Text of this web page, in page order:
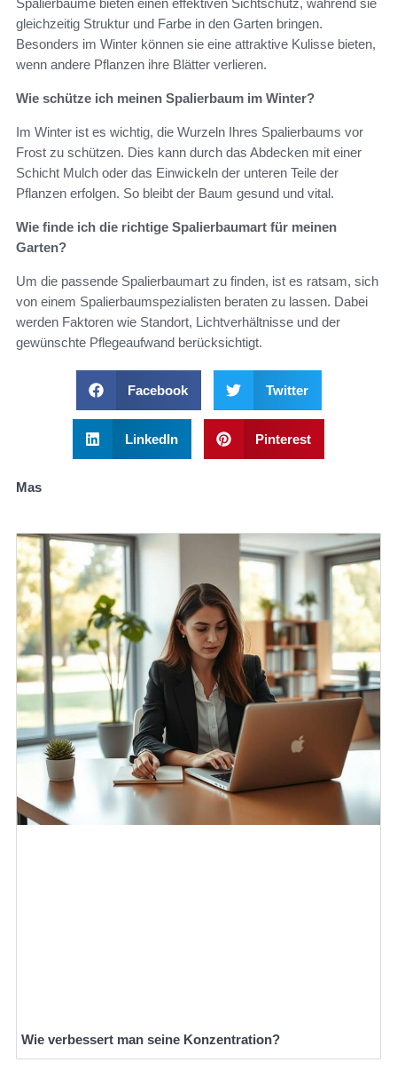
Spalierbäume bieten einen effektiven Sichtschutz, während sie
gleichzeitig Struktur und Farbe in den Garten bringen.
Besonders im Winter können sie eine attraktive Kulisse bieten,
wenn andere Pflanzen ihre Blätter verlieren.
Wie schütze ich meinen Spalierbaum im Winter?
Im Winter ist es wichtig, die Wurzeln Ihres Spalierbaums vor
Frost zu schützen. Dies kann durch das Abdecken mit einer
Schicht Mulch oder das Einwickeln der unteren Teile der
Pflanzen erfolgen. So bleibt der Baum gesund und vital.
Wie finde ich die richtige Spalierbaumart für meinen
Garten?
Um die passende Spalierbaumart zu finden, ist es ratsam, sich
von einem Spalierbaumspezialisten beraten zu lassen. Dabei
werden Faktoren wie Standort, Lichtverhältnisse und der
gewünschte Pflegeaufwand berücksichtigt.
Facebook Twitter
LinkedIn Pinterest
Mas
Wie verbessert man seine Konzentration?